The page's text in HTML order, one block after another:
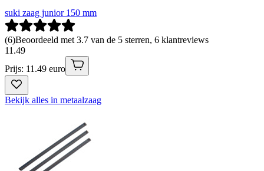
suki zaag junior 150 mm
(6)Beoordeeld met 3.7 van de 5 sterren, 6 klantreviews
11 .49
Prijs: 11.49 euro
Bekijk alles in metaalzaag